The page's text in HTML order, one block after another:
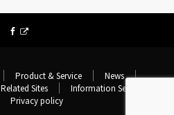
Product & Service
News
Related Sites
Information Security
Privacy policy